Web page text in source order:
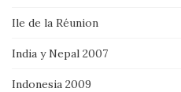
Ile de la Réunion
India y Nepal 2007
Indonesia 2009